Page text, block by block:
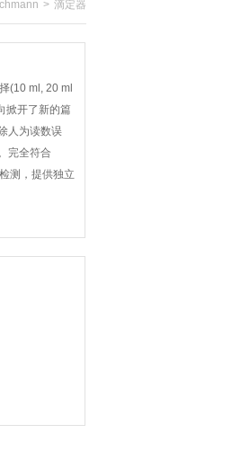
> 滴定器
(10 ml, 20 ml
掀开了新的篇
人为读数误
完全符合
测，提供独立